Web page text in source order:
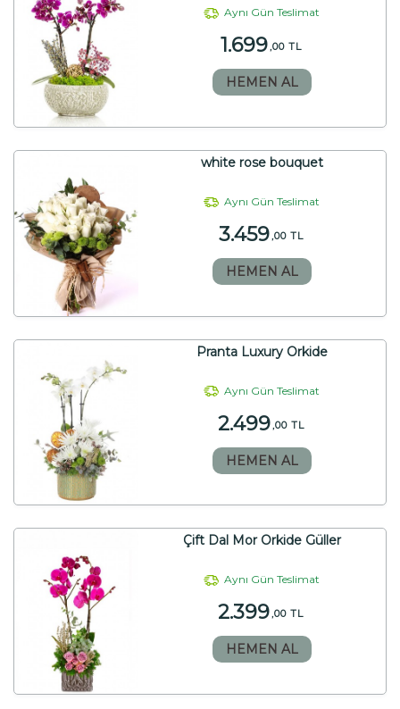
Aynı Gün Teslimat
1.699,00 TL
HEMEN AL
white rose bouquet
Aynı Gün Teslimat
3.459 ,00 TL
HEMEN AL
Pranta Luxury Orkide
Aynı Gün Teslimat
2.499 ,00 TL
HEMEN AL
Çift Dal Mor Orkide Güller
Aynı Gün Teslimat
2.399,00 TL
HEMEN AL